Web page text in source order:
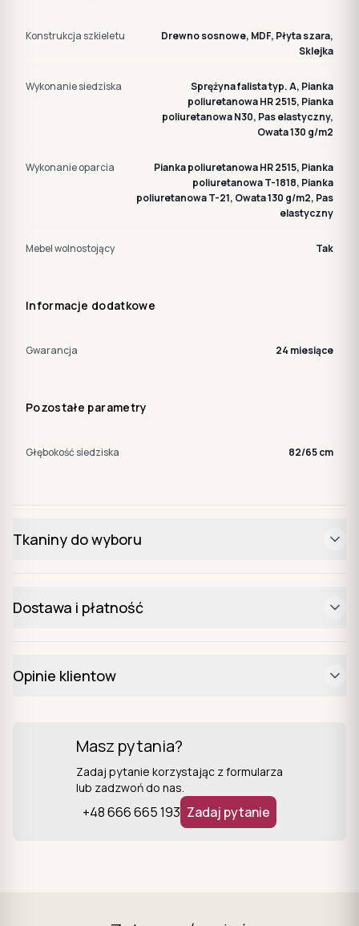
Konstrukcja szkieletu
Drewno sosnowe, MDF, Płyta szara,
Sklejka
Wykonanie siedziska
Sprężyna falista typ. A, Pianka
poliuretanowa HR 2515, Pianka
poliuretanowa N30, Pas elastyczny,
Owata 130 g/m2
Wykonanie oparcia
Pianka poliuretanowa HR 2515, Pianka
poliuretanowa T-1818, Pianka
poliuretanowa T-21, Owata 130 g/m2, Pas
elastyczny
Mebel wolnostojący Tak
Informacje dodatkowe
Gwarancja 24 miesiące
Pozostałe parametry
Głębokość siedziska 82/65 cm
Tkaniny do wyboru
Dostawa i płatność
Opinie klientow
Masz pytania?
Zadaj pytanie korzystając z formularza
lub zadzwoń do nas.
+48 666 665 193 Zadaj pytanie